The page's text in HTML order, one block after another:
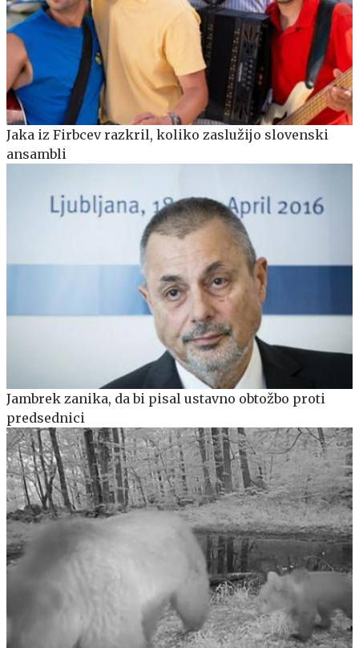
Jaka iz Firbcev razkril, koliko zaslužijo slovenski
ansambli
Jambrek zanika, da bi pisal ustavno obtožbo proti
predsednici